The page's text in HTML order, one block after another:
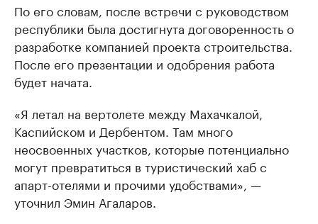
По его словам, после встречи с руководством
республики была достигнута договоренность о
разработке компанией проекта строительства.
После его презентации и одобрения работа
будет начата.
«Я летал на вертолете между Махачкалой,
Каспийском и Дербентом. Там много
неосвоенных участков, которые потенциально
могут превратиться в туристический хаб с
апарт-отелями и прочими удобствами», —
уточнил Эмин Агаларов.